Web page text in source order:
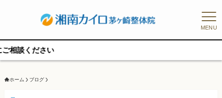
MENU
ホーム ブログ